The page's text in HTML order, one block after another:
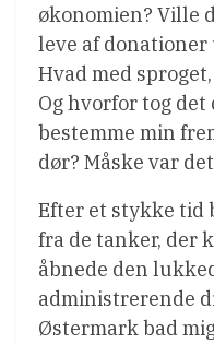
økonomien? Ville
leve af
Hvad med
Og hvorfor tog det
bestemme min
dør? Måske var
Efter et stykke tid
fra de tanker, der
åbnede den
administrerende
Østermark bad